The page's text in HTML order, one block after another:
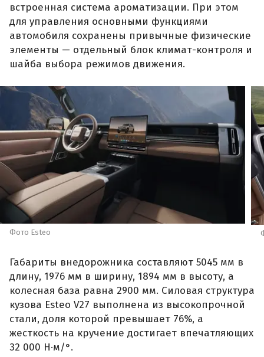
встроенная система ароматизации. При этом
для управления основными функциями
автомобиля сохранены привычные физические
элементы — отдельный блок климат-контроля и
шайба выбора режимов движения.
Фото Esteo
Габариты внедорожника составляют 5045 мм в
длину, 1976 мм в ширину, 1894 мм в высоту, а
колесная база равна 2900 мм. Силовая структура
кузова Esteo V27 выполнена из высокопрочной
стали, доля которой превышает 76%, а
жесткость на кручение достигает впечатляющих
32 000 Н·м/°.